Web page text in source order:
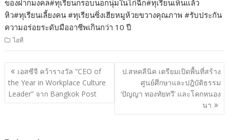
ของฝากมงคล#ทุเรียนกรอบนอกนุ่มในไก่ฉีก#ทุเรียนเห็นแล้ว
หิว#ทุเรียนเลี้ยงคน #ทุเรียนซิ่งเฮียหมูห้วยขวางคุณภาพ #รับประกัน
ความอร่อยระดับมืออาชีพเกินกว่า 10 ปี
ไอที
แนะแนว
เรื่อง
เอสซีจี คว้ารางวัล “CEO of
the Year in Workplace Culture
Leader” จาก Bangkok Post
ป.สหคลีนิค เตรียมเปิดพื้นที่สร้าง
ศูนย์ศึกษาและปฎิบัติธรรม
‘ปัญญา ทองทัยทวี’ และโคกหนอง
นา